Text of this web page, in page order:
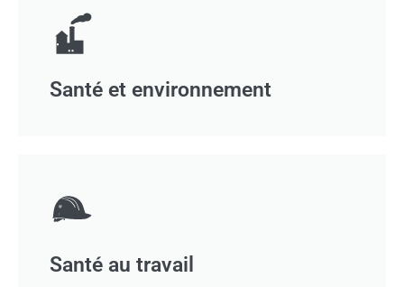
Santé et environnement
Santé au travail